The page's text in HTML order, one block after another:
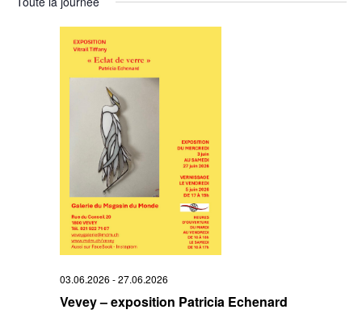
et
date.
03.06.2026 -27.06.2026
Vevey – exposition Patricia Echenard